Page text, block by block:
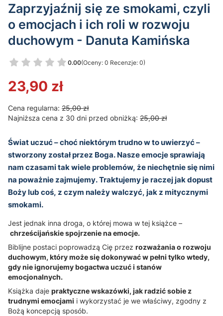
Zaprzyjaźnij się ze smokami, czyli
o emocjach i ich roli w rozwoju
duchowym - Danuta Kamińska
0.00(Oceny: 0 Recenzje: 0)
Przejdź do sekcji Opinie
23,90 zł
Cena regularna: 25,00 zł
Najniższa cena z 30 dni przed obniżką: 25,00 zł
Świat uczuć – choć niektórym trudno w to uwierzyć –
stworzony został przez Boga. Nasze emocje sprawiają
nam czasami tak wiele problemów, że niechętnie się nimi
na poważnie zajmujemy. Traktujemy je raczej jak dopust
Boży lub coś, z czym należy walczyć, jak z mitycznymi
smokami.
Jest jednak inna droga, o której mowa w tej książce –
chrześcijańskie spojrzenie na emocje.
Biblijne postaci poprowadzą Cię przez rozważania o rozwoju
duchowym, który może się dokonywać w pełni tylko wtedy,
gdy nie ignorujemy bogactwa uczuć i stanów
emocjonalnych.
Książka daje praktyczne wskazówki, jak radzić sobie z
trudnymi emocjami i wykorzystać je we właściwy, zgodny z
Bożą koncepcją sposób.